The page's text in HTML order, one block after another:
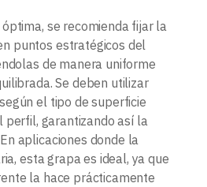
se recomienda fijar la
puntos estratégicos del
de manera uniforme
Se deben utilizar
el tipo de superficie
perfil, garantizando así la
aplicaciones donde la
esta grapa es ideal, ya que
la hace prácticamente